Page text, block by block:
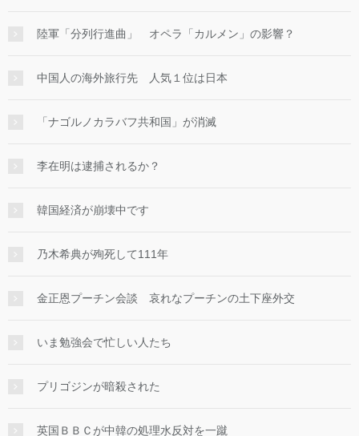
陸軍「分列行進曲」 オペラ「カルメン」の影響？
中国人の海外旅行先 人気１位は日本
「ナゴルノカラバフ共和国」が消滅
李在明は逮捕されるか？
韓国経済が崩壊中です
乃木希典が殉死して111年
金正恩プーチン会談 哀れなプーチンの土下座外交
いま勉強会で忙しい人たち
プリゴジンが暗殺された
英国ＢＢＣが中韓の処理水反対を一蹴